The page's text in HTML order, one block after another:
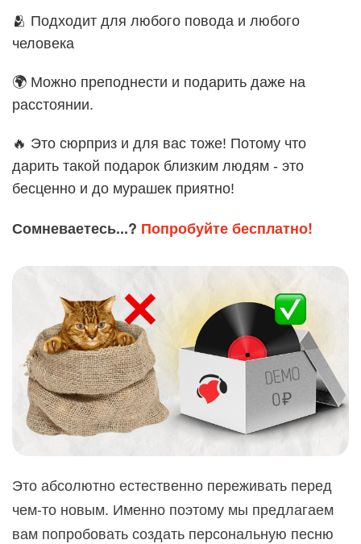
🫂 Подходит для любого повода и любого
человека
🌍 Можно преподнести и подарить даже на
расстоянии.
🔥 Это сюрприз и для вас тоже! Потому что
дарить такой подарок близким людям - это
бесценно и до мурашек приятно!
Сомневаетесь...? Попробуйте бесплатно!
Это абсолютно естественно переживать перед
чем-то новым. Именно поэтому мы предлагаем
вам попробовать создать персональную песню